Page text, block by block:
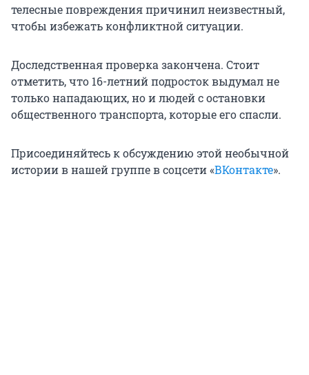
телесные повреждения причинил неизвестный,
чтобы избежать конфликтной ситуации.
Доследственная проверка закончена. Стоит
отметить, что 16-летний подросток выдумал не
только нападающих, но и людей с остановки
общественного транспорта, которые его спасли.
Присоединяйтесь к обсуждению этой необычной
истории в нашей группе в соцсети «ВКонтакте».